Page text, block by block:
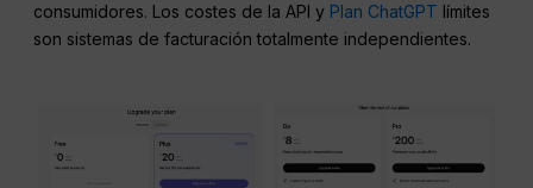
consumidores. Los costes de la API y Plan ChatGPT límites
son sistemas de facturación totalmente independientes.